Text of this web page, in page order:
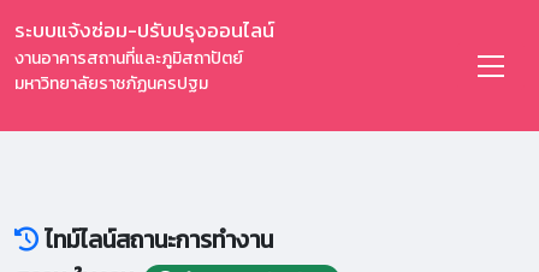
ระบบแจ้งซ่อม-ปรับปรุงออนไลน์
งานอาคารสถานที่และภูมิสถาปัตย์
มหาวิทยาลัยราชภัฏนครปฐม
ไทม์ไลน์สถานะการทำงาน